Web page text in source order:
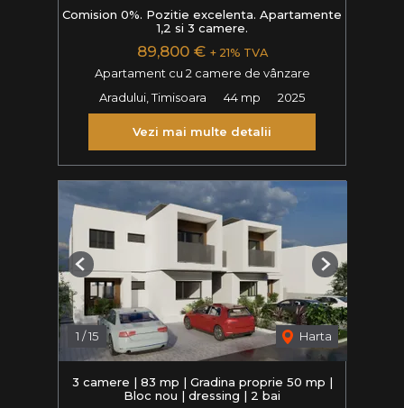
Comision 0%. Pozitie excelenta. Apartamente
1,2 si 3 camere.
89,800 € + 21% TVA
Apartament cu 2 camere de vânzare
Aradului, Timisoara
44 mp 2025
Vezi mai multe detalii
1 /15 Harta
Previous Next
3 camere | 83 mp | Gradina proprie 50 mp |
Bloc nou | dressing | 2 bai